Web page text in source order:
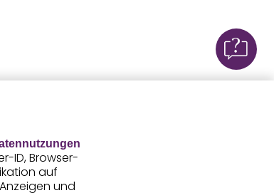
ID, Browser-
auf
und